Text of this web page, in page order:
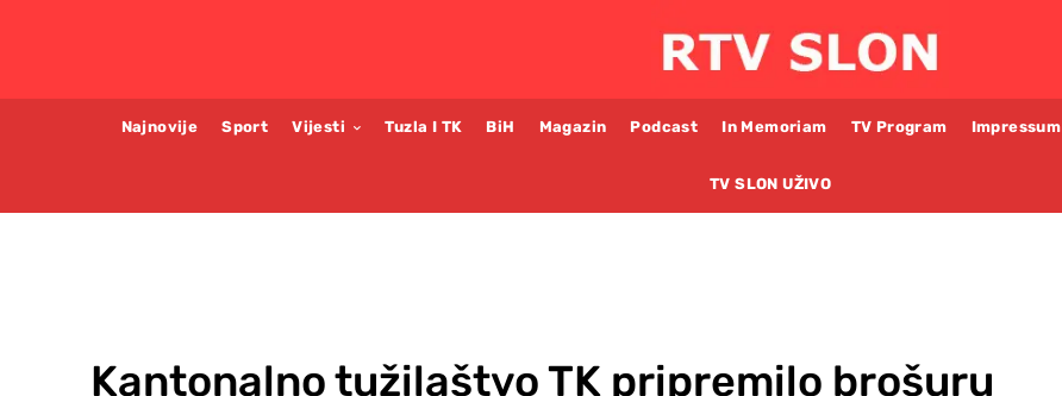
Najnovije Sport Vijesti Tuzla I TK BiH Magazin Podcast In Memoriam TV Program Impressum
TV SLON UŽIVO
Kantonalno tužilaštvo TK pripremilo brošuru